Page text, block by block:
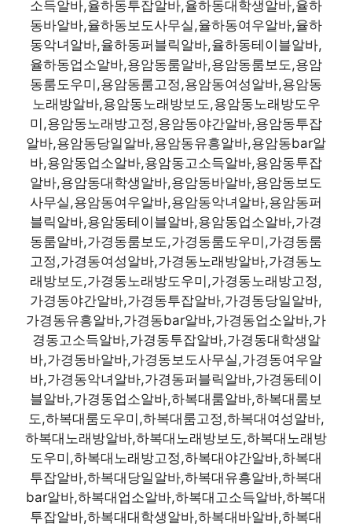
소득알바,율하동투잡알바,율하동대학생알바,율하
동바알바,율하동보도사무실,율하동여우알바,율하
동악녀알바,율하동퍼블릭알바,율하동테이블알바,
율하동업소알바,용암동룸알바,용암동룸보도,용암
동룸도우미,용암동룸고정,용암동여성알바,용암동
노래방알바,용암동노래방보도,용암동노래방도우
미,용암동노래방고정,용암동야간알바,용암동투잡
알바,용암동당일알바,용암동유흥알바,용암동bar알
바,용암동업소알바,용암동고소득알바,용암동투잡
알바,용암동대학생알바,용암동바알바,용암동보도
사무실,용암동여우알바,용암동악녀알바,용암동퍼
블릭알바,용암동테이블알바,용암동업소알바,가경
동룸알바,가경동룸보도,가경동룸도우미,가경동룸
고정,가경동여성알바,가경동노래방알바,가경동노
래방보도,가경동노래방도우미,가경동노래방고정,
가경동야간알바,가경동투잡알바,가경동당일알바,
가경동유흥알바,가경동bar알바,가경동업소알바,가
경동고소득알바,가경동투잡알바,가경동대학생알
바,가경동바알바,가경동보도사무실,가경동여우알
바,가경동악녀알바,가경동퍼블릭알바,가경동테이
블알바,가경동업소알바,하복대룸알바,하복대룸보
도,하복대룸도우미,하복대룸고정,하복대여성알바,
하복대노래방알바,하복대노래방보도,하복대노래방
도우미,하복대노래방고정,하복대야간알바,하복대
투잡알바,하복대당일알바,하복대유흥알바,하복대
bar알바,하복대업소알바,하복대고소득알바,하복대
투잡알바,하복대대학생알바,하복대바알바,하복대